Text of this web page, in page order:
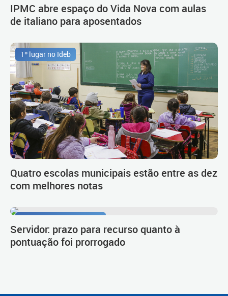
IPMC abre espaço do Vida Nova com aulas
de italiano para aposentados
1º lugar no Ideb
Quatro escolas municipais estão entre as dez
com melhores notas
Servidor: prazo para recurso quanto à
pontuação foi prorrogado